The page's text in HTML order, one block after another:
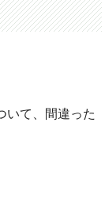
いて、間違った